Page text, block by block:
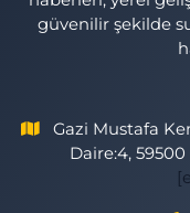
güvenilir şekilde
Gazi Mustafa
Daire:4,